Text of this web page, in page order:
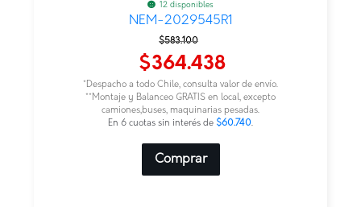
12 disponibles
NEM-2029545R1
$583.100
original
$583.100.
$364.438
actual
$364.438.
*Despacho a todo Chile, consulta valor de envío.
**Montaje y Balanceo GRATIS en local, excepto
camiones,buses, maquinarias pesadas.
En 6 cuotas sin interés de $60.740.
Comprar